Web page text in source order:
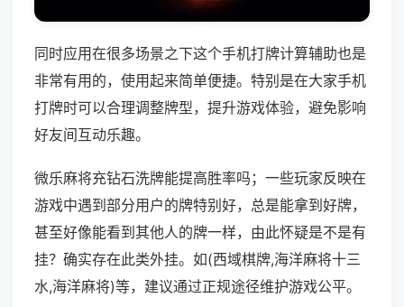
同时应用在很多场景之下这个手机打牌计算辅助也是
非常有用的，使用起来简单便捷。特别是在大家手机
打牌时可以合理调整牌型，提升游戏体验，避免影响
好友间互动乐趣。
微乐麻将充钻石洗牌能提高胜率吗；一些玩家反映在
游戏中遇到部分用户的牌特别好，总是能拿到好牌，
甚至好像能看到其他人的牌一样，由此怀疑是不是有
挂？确实存在此类外挂。如(西域棋牌,海洋麻将十三
水,海洋麻将)等，建议通过正规途径维护游戏公平。